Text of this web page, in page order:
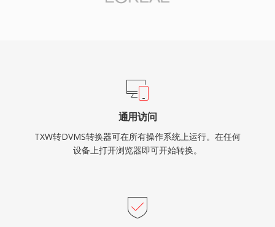
通用访问
TXW转DVMS转换器可在所有操作系统上运行。在任何
设备上打开浏览器即可开始转换。